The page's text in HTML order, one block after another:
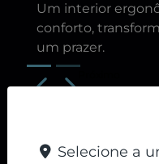
Um interior
conforto,
um prazer.
Previous
Next
Design
Selecione a